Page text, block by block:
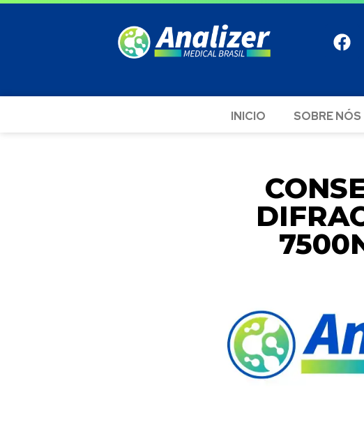
INICIO SOBRE NÓS